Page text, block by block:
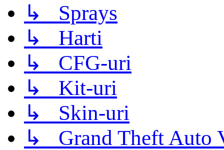
↳ Sprays
↳ Harti
↳ CFG-uri
↳ Kit-uri
↳ Skin-uri
↳ Grand Theft Auto